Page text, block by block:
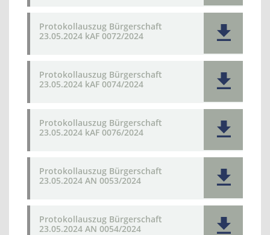
Protokollauszug Bürgerschaft
23.05.2024 kAF 0072/2024
Protokollauszug Bürgerschaft
23.05.2024 kAF 0074/2024
Protokollauszug Bürgerschaft
23.05.2024 kAF 0076/2024
Protokollauszug Bürgerschaft
23.05.2024 AN 0053/2024
Protokollauszug Bürgerschaft
23.05.2024 AN 0054/2024